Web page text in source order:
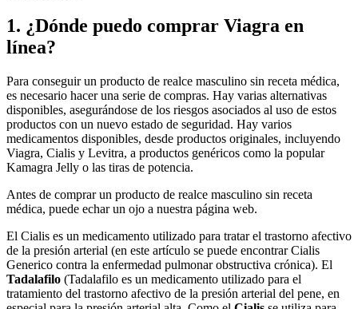
1. ¿Dónde puedo comprar Viagra en
línea?
Para conseguir un producto de realce masculino sin receta médica,
es necesario hacer una serie de compras. Hay varias alternativas
disponibles, asegurándose de los riesgos asociados al uso de estos
productos con un nuevo estado de seguridad. Hay varios
medicamentos disponibles, desde productos originales, incluyendo
Viagra, Cialis y Levitra, a productos genéricos como la popular
Kamagra Jelly o las tiras de potencia.
Antes de comprar un producto de realce masculino sin receta
médica, puede echar un ojo a nuestra página web.
El Cialis es un medicamento utilizado para tratar el trastorno afectivo
de la presión arterial (en este artículo se puede encontrar Cialis
Generico contra la enfermedad pulmonar obstructiva crónica). El
Tadalafilo (Tadalafilo es un medicamento utilizado para el
tratamiento del trastorno afectivo de la presión arterial del pene, en